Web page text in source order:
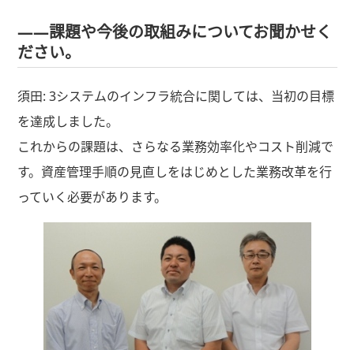
――課題や今後の取組みについてお聞かせく
ださい。
須田: 3システムのインフラ統合に関しては、当初の目標
を達成しました。
これからの課題は、さらなる業務効率化やコスト削減で
す。資産管理手順の見直しをはじめとした業務改革を行
っていく必要があります。